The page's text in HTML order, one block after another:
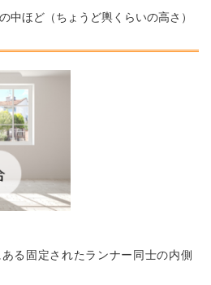
中ほど（ちょうど輿くらいの高さ）
固定されたランナー同士の内側